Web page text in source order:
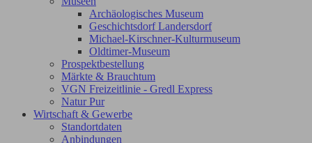
Archäologisches Museum
Geschichtsdorf Landersdorf
Michael-Kirschner-Kulturmuseum
Oldtimer-Museum
Prospektbestellung
Märkte & Brauchtum
VGN Freizeitlinie - Gredl Express
Natur Pur
Wirtschaft & Gewerbe
Standortdaten
Anbindungen